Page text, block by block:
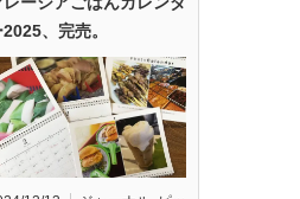
2025、完売。